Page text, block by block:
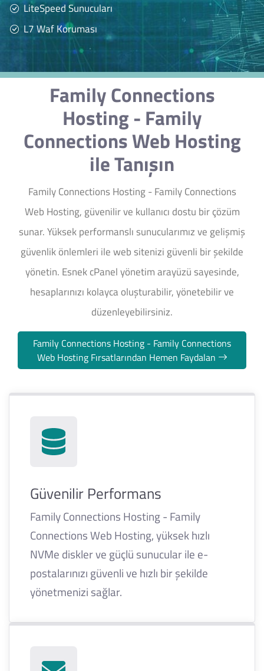
LiteSpeed Sunucuları
L7 Waf Koruması
Family Connections
Hosting - Family
Connections Web Hosting
ile Tanışın
Family Connections Hosting - Family Connections
Web Hosting, güvenilir ve kullanıcı dostu bir çözüm
sunar. Yüksek performanslı sunucularımız ve gelişmiş
güvenlik önlemleri ile web sitenizi güvenli bir şekilde
yönetin. Esnek cPanel yönetim arayüzü sayesinde,
hesaplarınızı kolayca oluşturabilir, yönetebilir ve
düzenleyebilirsiniz.
Family Connections Hosting - Family Connections
Web Hosting Fırsatlarından Hemen Faydalan
Güvenilir Performans
Family Connections Hosting - Family
Connections Web Hosting, yüksek hızlı
NVMe diskler ve güçlü sunucular ile e-
postalarınızı güvenli ve hızlı bir şekilde
yönetmenizi sağlar.